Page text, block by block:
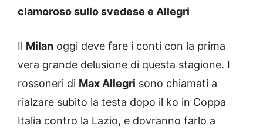
clamoroso sullo svedese e Allegri
Il Milan oggi deve fare i conti con la prima
vera grande delusione di questa stagione. I
rossoneri di Max Allegri sono chiamati a
rialzare subito la testa dopo il ko in Coppa
Italia contro la Lazio, e dovranno farlo a